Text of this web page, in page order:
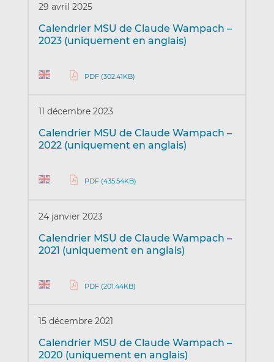
29 avril 2025
Calendrier MSU de Claude Wampach –
2023 (uniquement en anglais)
PDF (302.41KB)
11 décembre 2023
Calendrier MSU de Claude Wampach –
2022 (uniquement en anglais)
PDF (435.54KB)
24 janvier 2023
Calendrier MSU de Claude Wampach –
2021 (uniquement en anglais)
PDF (201.44KB)
15 décembre 2021
Calendrier MSU de Claude Wampach –
2020 (uniquement en anglais)